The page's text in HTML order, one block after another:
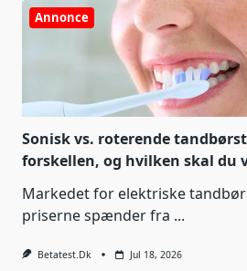
Annonce
Sonisk vs. roterende
forskellen, og hvilken skal du
Markedet for elektriske
priserne spænder fra ...
Betatest.dk Jul 18, 2026